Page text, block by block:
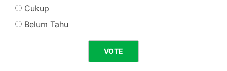
Cukup
Belum Tahu